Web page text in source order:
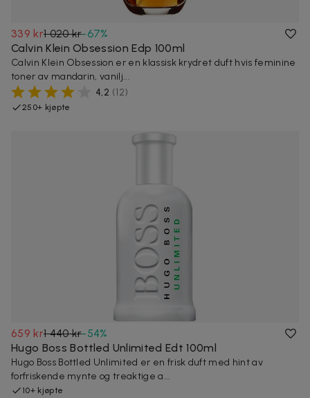
339 kr1 020 kr-67%
Calvin Klein Obsession Edp 100ml
Calvin Klein Obsession er en klassisk krydret duft hvis feminine
toner av mandarin, vanilj...
4,2 (12)
250+ kjøpte
659 kr1 440 kr-54%
Hugo Boss Bottled Unlimited Edt 100ml
Hugo Boss Bottled Unlimited er en frisk duft med hint av
forfriskende mynte og treaktige a...
10+ kjøpte